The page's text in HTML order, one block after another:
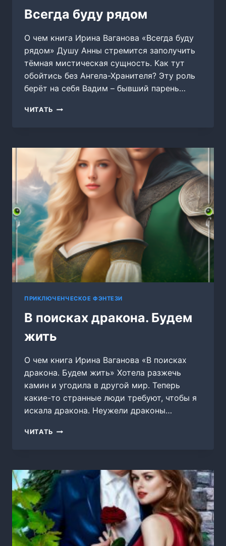
Всегда буду рядом
О чем книга Ирина Ваганова «Всегда буду
рядом» Душу Анны стремится заполучить
тёмная мистическая сущность. Как тут
обойтись без Ангела-Хранителя? Эту роль
берёт на себя Вадим – бывший парень…
ЧИТАТЬ ВСЕГДА
ПРИКЛЮЧЕНЧЕСКОЕ ФЭНТЕЗИ
В поисках дракона. Будем
жить
О чем книга Ирина Ваганова «В поисках
дракона. Будем жить» Хотела разжечь
камин и угодила в другой мир. Теперь
какие-то странные люди требуют, чтобы я
искала дракона. Неужели драконы…
ЧИТАТЬ В
ЖИТЬ